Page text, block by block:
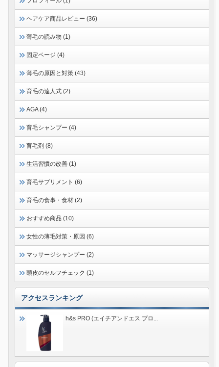
ヘアケア商品レビュー (36)
薄毛の読み物 (1)
固定ページ (4)
薄毛の原因と対策 (43)
育毛の達人式 (2)
AGA (4)
育毛シャンプー (4)
育毛剤 (8)
生活習慣の改善 (1)
育毛サプリメント (6)
育毛の食事・食材 (2)
おすすめ商品 (10)
女性の薄毛対策・原因 (6)
マッサージシャンプー (2)
頭皮のセルフチェック (1)
アクセスランキング
h&s PRO (エイチアンドエス プロ...